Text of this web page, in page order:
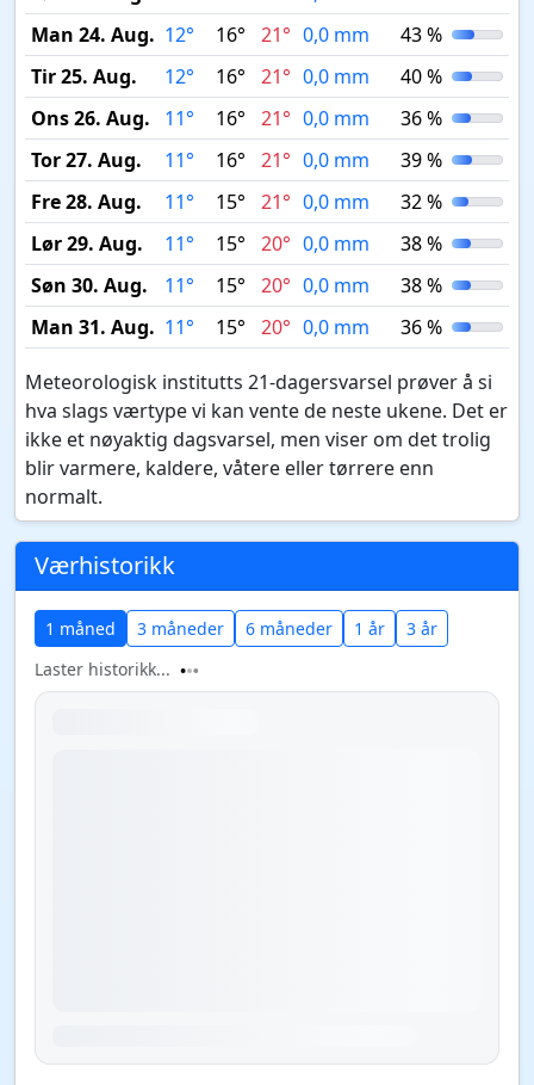
Man 24. Aug. 12° 16° 21° 0,0 mm
43 %
Tir 25. Aug.
12° 16° 21° 0,0 mm
40 %
Ons 26. Aug.
11° 16° 21° 0,0 mm
36 %
Tor 27. Aug.
11° 16° 21° 0,0 mm
39 %
Fre 28. Aug.
11° 15° 21° 0,0 mm
32 %
Lør 29. Aug.
11° 15° 20° 0,0 mm
38 %
Søn 30. Aug.
11° 15° 20° 0,0 mm
38 %
Man 31. Aug. 11° 15° 20° 0,0 mm 36 %
Meteorologisk institutts 21-dagersvarsel prøver å si
hva slags værtype vi kan vente de neste ukene. Det er
ikke et nøyaktig dagsvarsel, men viser om det trolig
blir varmere, kaldere, våtere eller tørrere enn
normalt.
Værhistorikk
1 måned 3 måneder 6 måneder 1 år
3 år
Laster historikk...